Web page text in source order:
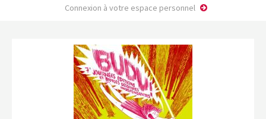
FAIRE UNE DEMANDE D’AIDE
MODÈLE D’ACCORD DE
PRESTATION
AUTEUR/PORTEUR DE
PROJET
Connexion à votre espace personnel